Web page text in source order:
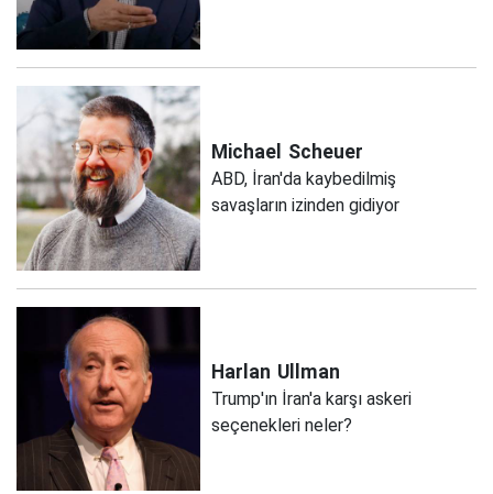
Michael Scheuer
ABD, İran'da kaybedilmiş
savaşların izinden gidiyor
Harlan Ullman
Trump'ın İran'a karşı askeri
seçenekleri neler?